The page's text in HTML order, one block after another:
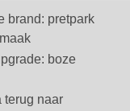
brand: pretpark
boze
terug naar